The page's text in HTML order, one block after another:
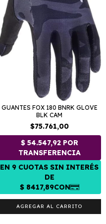
GUANTES FOX 180 BNRK GLOVE
BLK CAM
$75.761,00
AGREGAR AL CARRITO